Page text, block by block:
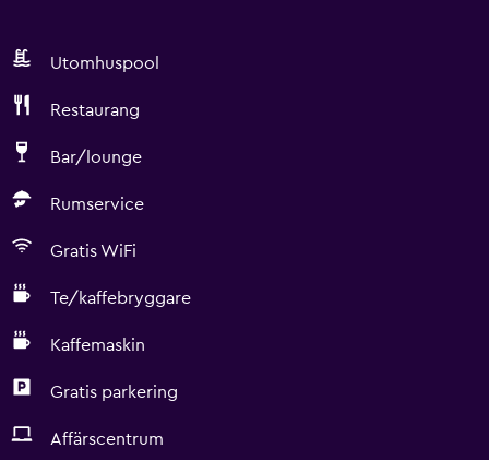
Utomhuspool
Restaurang
Bar/lounge
Rumservice
Gratis WiFi
Te/kaffebryggare
Kaffemaskin
Gratis parkering
Affärscentrum